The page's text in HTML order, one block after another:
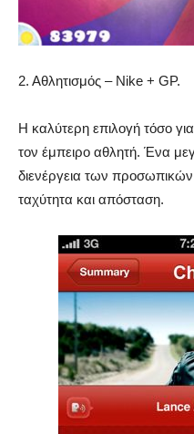
2. Αθλητισμός – Nike + GP.
Η καλύτερη επιλογή τόσο
τον έμπειρο αθλητή. Ένα
διενέργεια των
ταχύτητα και απόσταση.